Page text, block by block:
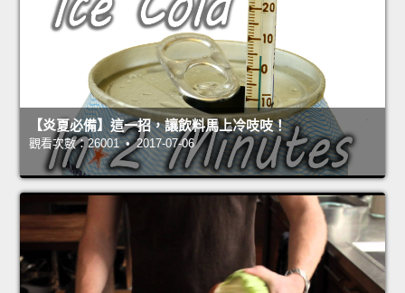
【炎夏必備】這一招，讓飲料馬上冷吱吱！
觀看次數：26001 • 2017-07-06